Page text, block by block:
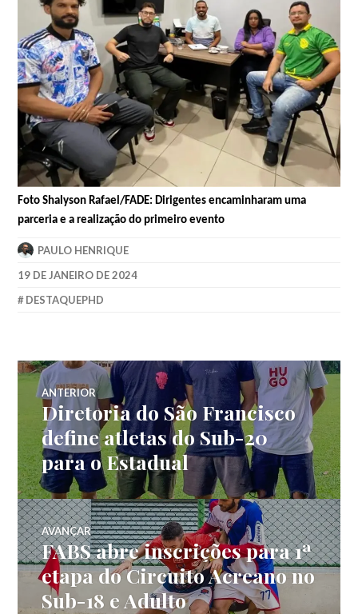
Foto Shalyson Rafael/FADE: Dirigentes encaminharam uma
parceria e a realização do primeiro evento
PAULO HENRIQUE
19 DE JANEIRO DE 2024
DESTAQUEPHD
ANTERIOR
Diretoria do São Francisco
define atletas do Sub-20
para o Estadual
AVANÇAR
FABS abre inscrições para 1ª
etapa do Circuito Acreano no
Sub-18 e Adulto